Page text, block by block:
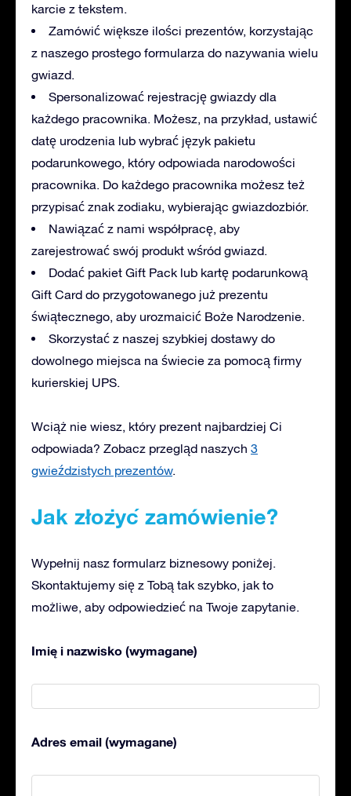
karcie z tekstem.
Zamówić większe ilości prezentów, korzystając
z naszego prostego formularza do nazywania wielu
gwiazd.
Spersonalizować rejestrację gwiazdy dla
każdego pracownika. Możesz, na przykład, ustawić
datę urodzenia lub wybrać język pakietu
podarunkowego, który odpowiada narodowości
pracownika. Do każdego pracownika możesz też
przypisać znak zodiaku, wybierając gwiazdozbiór.
Nawiązać z nami współpracę, aby
zarejestrować swój produkt wśród gwiazd.
Dodać pakiet Gift Pack lub kartę podarunkową
Gift Card do przygotowanego już prezentu
świątecznego, aby urozmaicić Boże Narodzenie.
Skorzystać z naszej szybkiej dostawy do
dowolnego miejsca na świecie za pomocą firmy
kurierskiej UPS.
Wciąż nie wiesz, który prezent najbardziej Ci
odpowiada? Zobacz przegląd naszych 3
gwieździstych prezentów.
Jak złożyć zamówienie?
Wypełnij nasz formularz biznesowy poniżej.
Skontaktujemy się z Tobą tak szybko, jak to
możliwe, aby odpowiedzieć na Twoje zapytanie.
Imię i nazwisko (wymagane)
Adres email (wymagane)